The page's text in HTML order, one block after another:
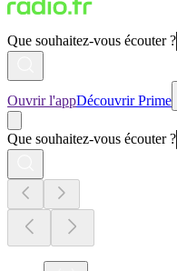
Que souhaitez-vous écouter ?
Ouvrir l'appDécouvrir Prime
Que souhaitez-vous écouter ?